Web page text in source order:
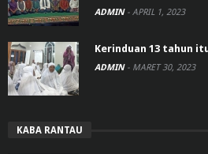
ADMIN - APRIL 1, 2023
Kerinduan 13 tahun
ADMIN - MARET 30, 2023
KABA RANTAU